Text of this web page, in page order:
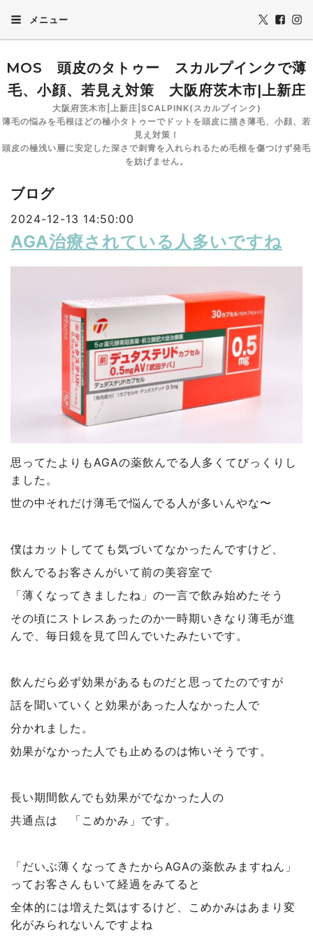
メニュー
MOS 頭皮のタトゥー スカルプインクで薄
毛、小顔、若見え対策 大阪府茨木市|上新庄
大阪府茨木市|上新庄|SCALPINK(スカルプインク)
薄毛の悩みを毛根ほどの極小タトゥーでドットを頭皮に描き薄毛、小顔、若
見え対策！
頭皮の極浅い層に安定した深さで刺青を入れられるため毛根を傷つけず発毛
を妨げません。
ブログ
2024-12-13 14:50:00
AGA治療されている人多いですね
思ってたよりもAGAの薬飲んでる人多くてびっくりし
ました。
世の中それだけ薄毛で悩んでる人が多いんやな〜
僕はカットしてても気づいてなかったんですけど、
飲んでるお客さんがいて前の美容室で
「薄くなってきましたね」の一言で飲み始めたそう
その頃にストレスあったのか一時期いきなり薄毛が進
んで、毎日鏡を見て凹んでいたみたいです。
飲んだら必ず効果があるものだと思ってたのですが
話を聞いていくと効果があった人なかった人で
分かれました。
効果がなかった人でも止めるのは怖いそうです。
長い期間飲んでも効果がでなかった人の
共通点は 「こめかみ」です。
「だいぶ薄くなってきたからAGAの薬飲みますねん」
ってお客さんもいて経過をみてると
全体的には増えた気はするけど、こめかみはあまり変
化がみられないんですよね